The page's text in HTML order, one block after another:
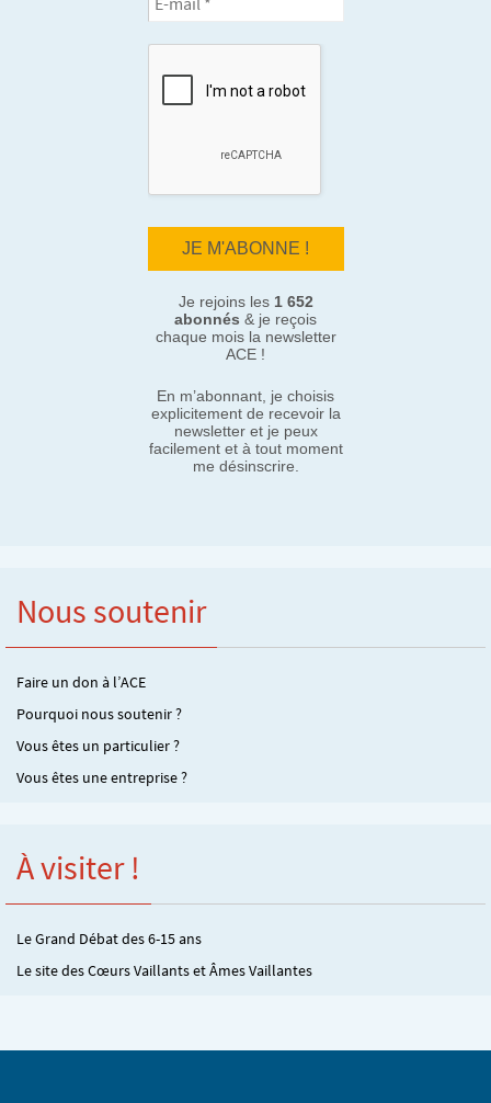
Je rejoins les 1 652
abonnés & je reçois
chaque mois la newsletter
ACE !
En m’abonnant, je choisis
explicitement de recevoir la
newsletter et je peux
facilement et à tout moment
me désinscrire.
Nous soutenir
Faire un don à l’ACE
Pourquoi nous soutenir ?
Vous êtes un particulier ?
Vous êtes une entreprise ?
À visiter !
Le Grand Débat des 6-15 ans
Le site des Cœurs Vaillants et Âmes Vaillantes